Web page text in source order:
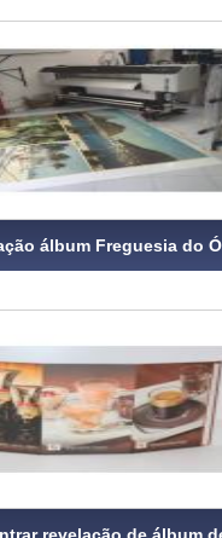
álbum Freguesia do Ó
revelação de álbum